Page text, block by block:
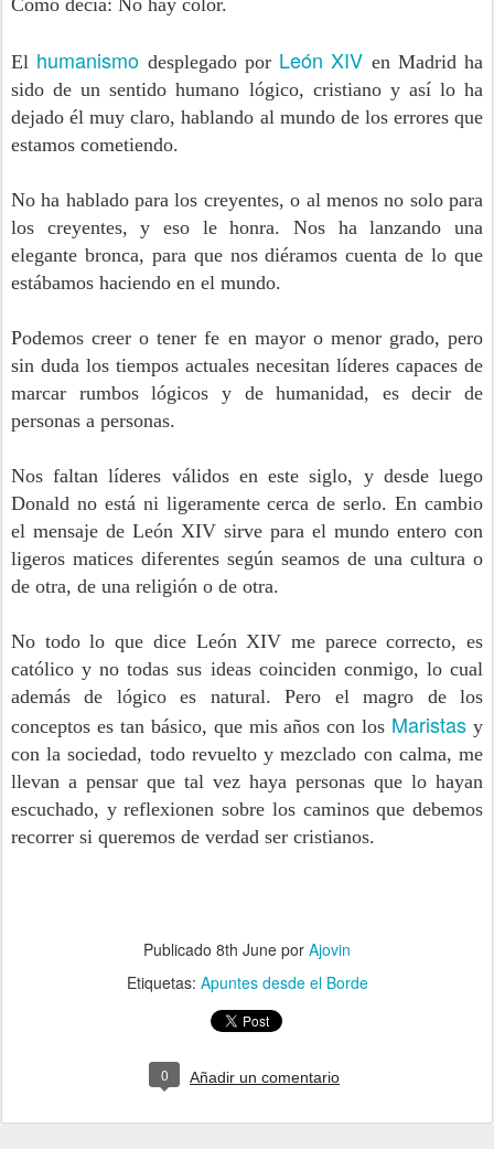
Como decía: No hay color.
El humanismo desplegado por León XIV en Madrid ha
sido de un sentido humano lógico, cristiano y así lo ha
dejado él muy claro, hablando al mundo de los errores que
estamos cometiendo.
No ha hablado para los creyentes, o al menos no solo para
los creyentes, y eso le honra. Nos ha lanzando una
elegante bronca, para que nos diéramos cuenta de lo que
estábamos haciendo en el mundo.
Podemos creer o tener fe en mayor o menor grado, pero
sin duda los tiempos actuales necesitan líderes capaces de
marcar rumbos lógicos y de humanidad, es decir de
personas a personas.
Nos faltan líderes válidos en este siglo, y desde luego
Donald no está ni ligeramente cerca de serlo. En cambio
el mensaje de León XIV sirve para el mundo entero con
ligeros matices diferentes según seamos de una cultura o
de otra, de una religión o de otra.
No todo lo que dice León XIV me parece correcto, es
católico y no todas sus ideas coinciden conmigo, lo cual
además de lógico es natural. Pero el magro de los
conceptos es tan básico, que mis años con los Maristas y
con la sociedad, todo revuelto y mezclado con calma, me
llevan a pensar que tal vez haya personas que lo hayan
escuchado, y reflexionen sobre los caminos que debemos
recorrer si queremos de verdad ser cristianos.
Publicado 8th June por Ajovin
Etiquetas: Apuntes desde el Borde
0 Añadir un comentario